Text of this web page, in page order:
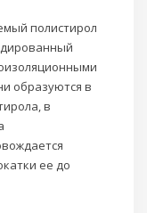
полистирол
образуются в
в
ее до